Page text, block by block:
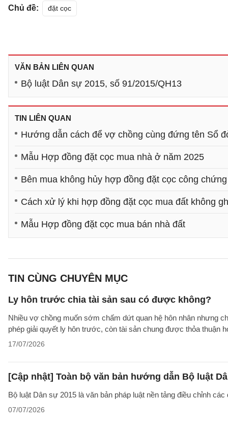
Chủ đề: đặt cọc
VĂN BẢN LIÊN QUAN
Bộ luật Dân sự 2015, số 91/2015/QH13
TIN LIÊN QUAN
Hướng dẫn cách để vợ chồng cùng đứng tên Sổ
Mẫu Hợp đồng đặt cọc mua nhà ở năm 2025
Bên mua không hủy hợp đồng đặt cọc công
Cách xử lý khi hợp đồng đặt cọc mua đất không
Mẫu Hợp đồng đặt cọc mua bán nhà đất
TIN CÙNG CHUYÊN MỤC
Ly hôn trước chia tài sản sau có được không?
Nhiều vợ chồng muốn sớm chấm dứt quan hệ hôn nhân nhưng
phép giải quyết ly hôn trước, còn tài sản chung được thỏa thuận
17/07/2026
[Cập nhật] Toàn bộ văn bản hướng dẫn Bộ luật
Bộ luật Dân sự 2015 là văn bản pháp luật nền tảng điều chỉnh
07/07/2026